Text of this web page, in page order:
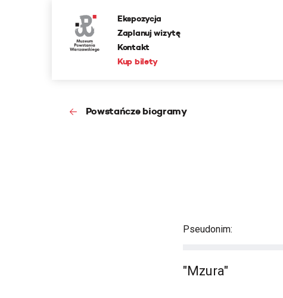
Ekspozycja
Zaplanuj wizytę
Kontakt
Kup bilety
Powstańcze biogramy
Pseudonim:
"Mzura"